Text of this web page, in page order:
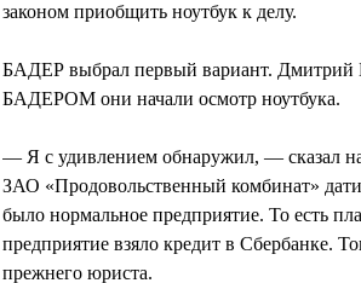
законом приобщить ноутбук к делу.
БАДЕР выбрал первый вариант.
БАДЕРОМ они начали осмотр ноутбука.
— Я с удивлением обнаружил, — сказал
ЗАО «Продовольственный комбинат»
было нормальное предприятие. То есть
предприятие взяло кредит в Сбербанке.
прежнего юриста.